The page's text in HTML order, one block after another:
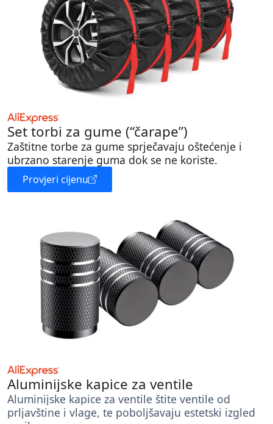
Set torbi za gume (“čarape”)
Zaštitne torbe za gume sprječavaju oštećenje i
ubrzano starenje guma dok se ne koriste.
Provjeri cijenu
Aluminijske kapice za ventile
Aluminijske kapice za ventile štite ventile od
prljavštine i vlage, te poboljšavaju estetski izgled